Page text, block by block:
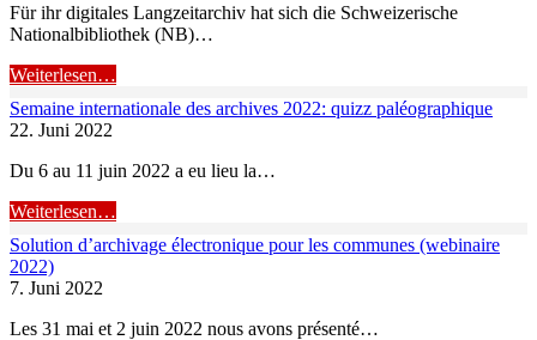
Für ihr digitales Langzeitarchiv hat sich die Schweizerische
Nationalbibliothek (NB)…
Weiterlesen…
Semaine internationale des archives 2022: quizz paléographique
22. Juni 2022
Du 6 au 11 juin 2022 a eu lieu la…
Weiterlesen…
Solution d’archivage électronique pour les communes (webinaire
2022)
7. Juni 2022
Les 31 mai et 2 juin 2022 nous avons présenté…